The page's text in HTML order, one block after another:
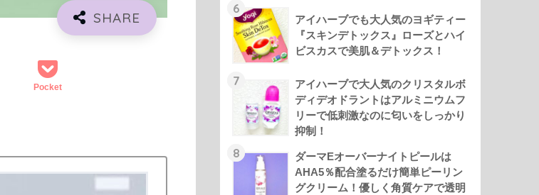
Pocket
6
アイハーブでも大人気のヨギティー
『スキンデトックス』ローズとハイ
ビスカスで美肌＆デトックス！
7
アイハーブで大人気のクリスタルボ
ディデオドラントはアルミニウムフ
リーで低刺激なのに匂いをしっかり
抑制！
8
ダーマEオーバーナイトピールは
AHA5％配合塗るだけ簡単ピーリン
グクリーム！優しく角質ケアで透明